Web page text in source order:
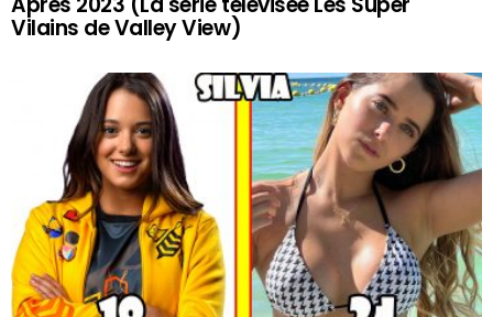
Vilains de Valley View)